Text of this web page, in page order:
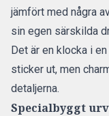
jämfört med några
sin egen särskilda
Det är en klocka i en
sticker ut, men
detaljerna.
Specialbyggt